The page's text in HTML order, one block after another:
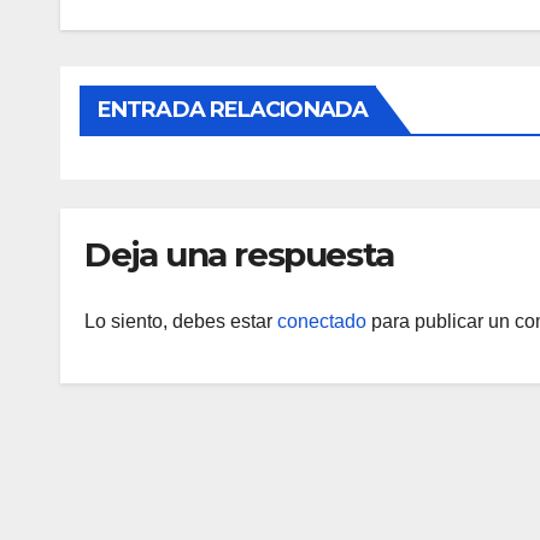
ENTRADA RELACIONADA
Deja una respuesta
Lo siento, debes estar conectado para publicar un